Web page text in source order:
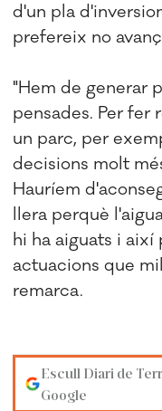
d'un pla
prefereix no
"Hem de generar
pensades. Per fer
un parc, per
decisions molt
Hauríem
llera perquè
hi ha aiguats i
actuacions que
remarca.
Escull Diari de
Google